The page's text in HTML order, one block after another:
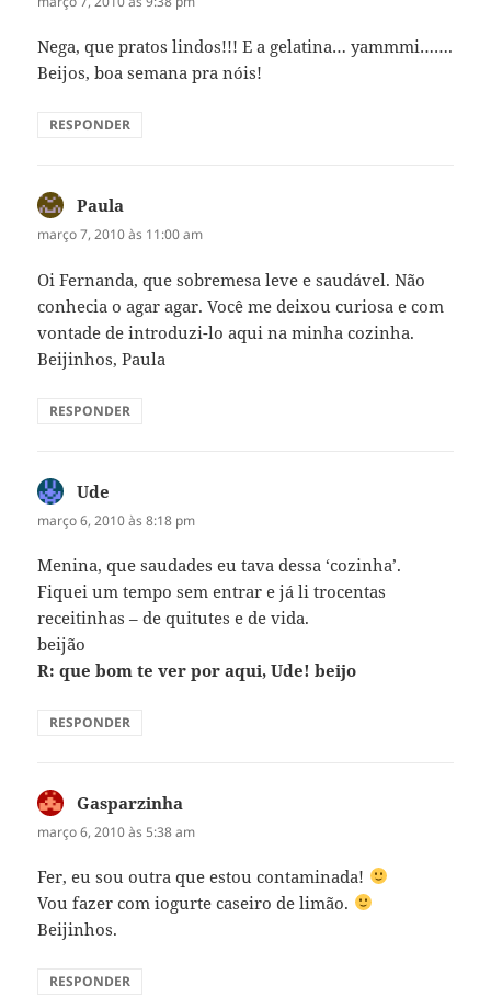
Nega, que pratos lindos!!! E a gelatina… yammmi…….
Beijos, boa semana pra nóis!
RESPONDER
Paula
março 7, 2010 às 11:00 am
Oi Fernanda, que sobremesa leve e saudável. Não
conhecia o agar agar. Você me deixou curiosa e com
vontade de introduzi-lo aqui na minha cozinha.
Beijinhos, Paula
RESPONDER
Ude
março 6, 2010 às 8:18 pm
Menina, que saudades eu tava dessa ‘cozinha’.
Fiquei um tempo sem entrar e já li trocentas
receitinhas – de quitutes e de vida.
beijão
R: que bom te ver por aqui, Ude! beijo
RESPONDER
Gasparzinha
março 6, 2010 às 5:38 am
Fer, eu sou outra que estou contaminada!
Vou fazer com iogurte caseiro de limão.
Beijinhos.
RESPONDER